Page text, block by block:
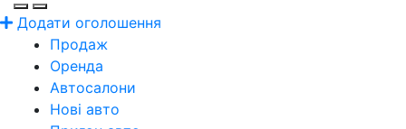
Додати оголошення
Продаж
Оренда
Автосалони
Нові авто